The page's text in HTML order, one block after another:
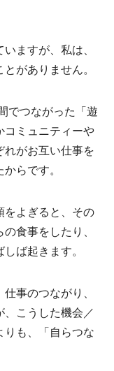
ますが、私は、
がありません。
でつながった「遊
コミュニティーや
れがお互い仕事を
らです。
をよぎると、その
食事をしたり、
ば起きます。
事のつながり、
こうした機会／
りも、「自らつな